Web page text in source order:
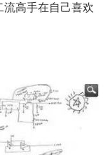
高手在自己喜欢